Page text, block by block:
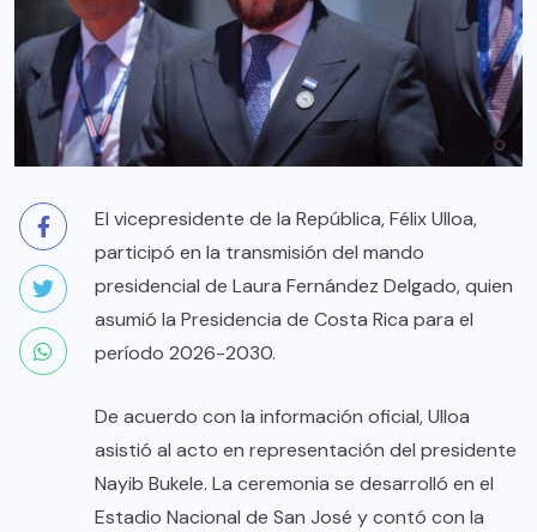
El vicepresidente de la República, Félix Ulloa,
participó en la transmisión del mando
presidencial de Laura Fernández Delgado, quien
asumió la Presidencia de Costa Rica para el
período 2026-2030.
De acuerdo con la información oficial, Ulloa
asistió al acto en representación del presidente
Nayib Bukele. La ceremonia se desarrolló en el
Estadio Nacional de San José y contó con la